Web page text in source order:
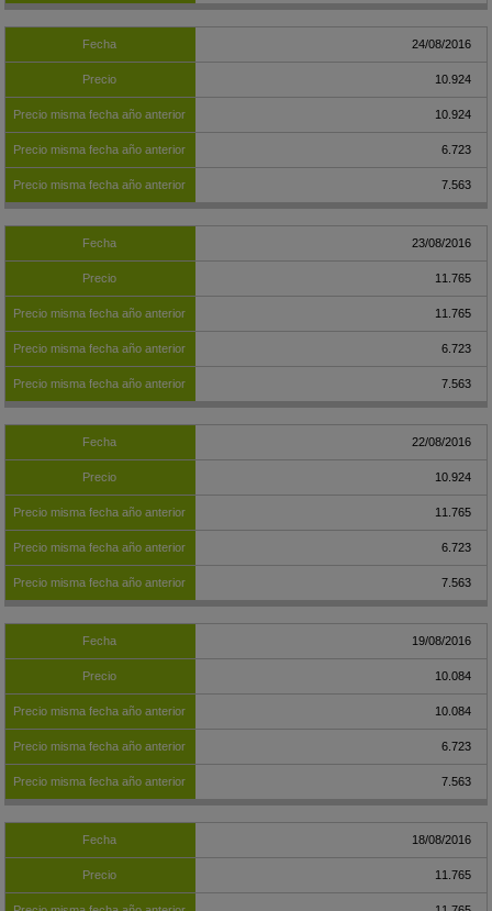
24/08/2016
10.924
10.924
6.723
7.563
23/08/2016
11.765
11.765
6.723
7.563
22/08/2016
10.924
11.765
6.723
7.563
19/08/2016
10.084
10.084
6.723
7.563
18/08/2016
11.765